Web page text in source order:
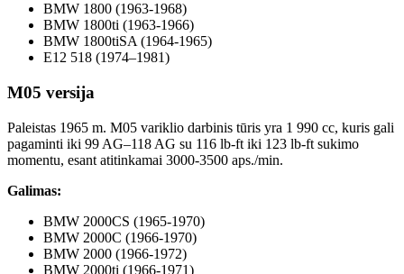
BMW 1800 (1963-1968)
BMW 1800ti (1963-1966)
BMW 1800tiSA (1964-1965)
E12 518 (1974–1981)
M05 versija
Paleistas 1965 m. M05 variklio darbinis tūris yra 1 990 cc, kuris gali
pagaminti iki 99 AG–118 AG su 116 lb-ft iki 123 lb-ft sukimo
momentu, esant atitinkamai 3000-3500 aps./min.
Galimas:
BMW 2000CS (1965-1970)
BMW 2000C (1966-1970)
BMW 2000 (1966-1972)
BMW 2000ti (1966-1971)